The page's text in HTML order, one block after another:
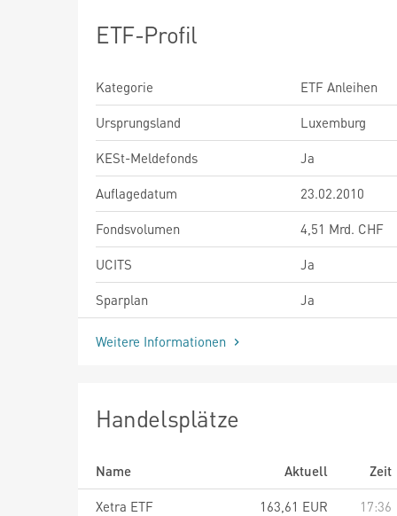
ETF-Profil
Kategorie
ETF Anleihen
Ursprungsland
Luxemburg
KESt-Meldefonds
Ja
Auflagedatum
23.02.2010
Fondsvolumen
4,51 Mrd. CHF
UCITS
Ja
Sparplan
Ja
Weitere Informationen
Handelsplätze
Name Aktuell
Zeit
Xetra ETF
163,61 EUR
17:36